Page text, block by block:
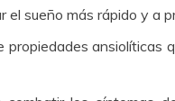
el sueño más rápido y a
propiedades ansiolíticas